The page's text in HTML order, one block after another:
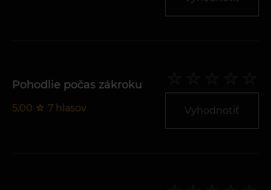
Pohodlie počas zákroku
5,00 ☆ 7 hlasov Vyhodnotiť